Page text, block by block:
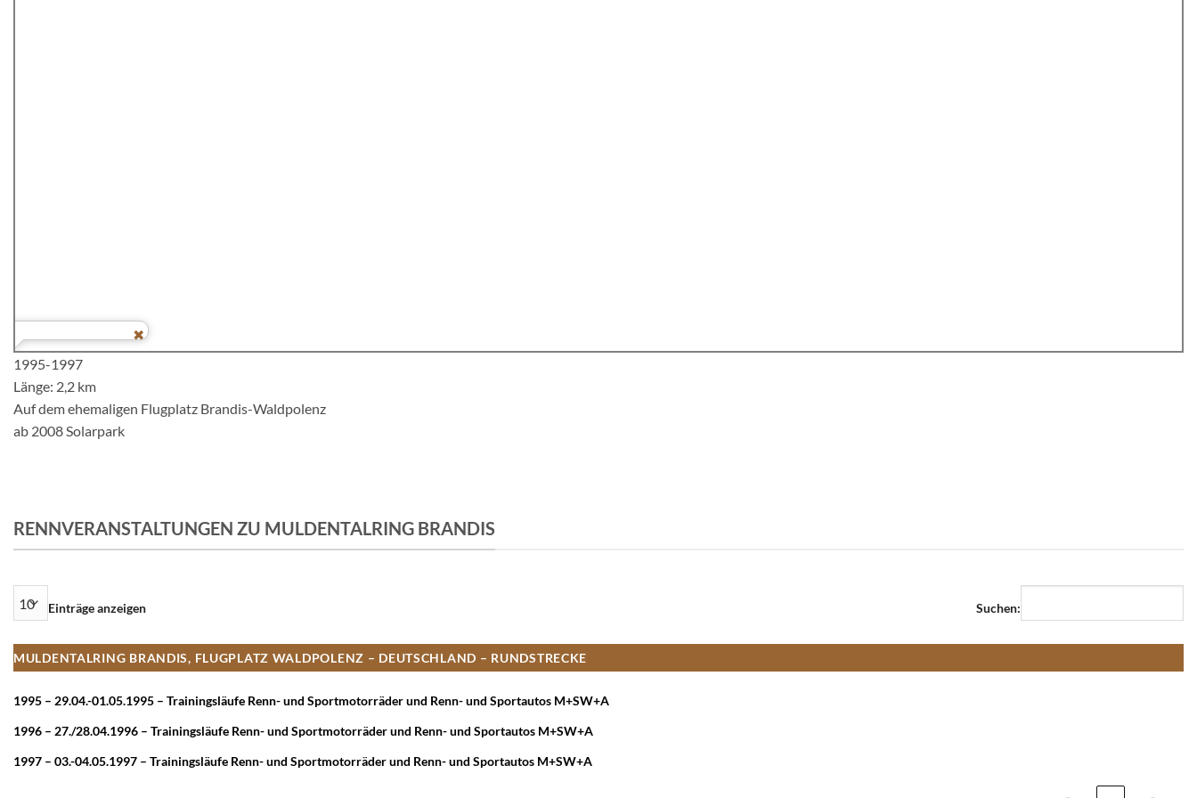
1995-1997
Länge: 2,2 km
Auf dem ehemaligen Flugplatz Brandis-Waldpolenz
ab 2008 Solarpark
RENNVERANSTALTUNGEN ZU MULDENTALRING BRANDIS
Einträge anzeigen Suchen:
MULDENTALRING BRANDIS, FLUGPLATZ WALDPOLENZ – DEUTSCHLAND – RUNDSTRECKE
1995 – 29.04.-01.05.1995 – Trainingsläufe Renn- und Sportmotorräder und Renn- und Sportautos M+SW+A
1996 – 27./28.04.1996 – Trainingsläufe Renn- und Sportmotorräder und Renn- und Sportautos M+SW+A
1997 – 03.-04.05.1997 – Trainingsläufe Renn- und Sportmotorräder und Renn- und Sportautos M+SW+A